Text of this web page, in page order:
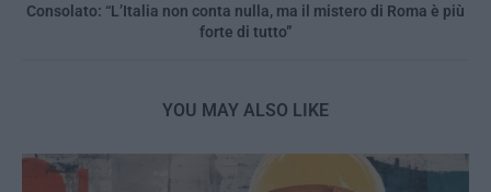
Consolato: “L’Italia non conta nulla, ma il mistero di Roma è più
forte di tutto”
YOU MAY ALSO LIKE